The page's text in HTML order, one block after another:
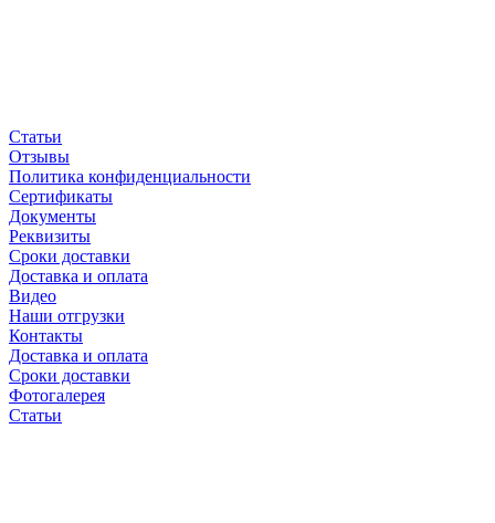
Статьи
Отзывы
Политика конфиденциальности
Сертификаты
Документы
Реквизиты
Сроки доставки
Доставка и оплата
Видео
Наши отгрузки
Контакты
Доставка и оплата
Сроки доставки
Фотогалерея
Статьи